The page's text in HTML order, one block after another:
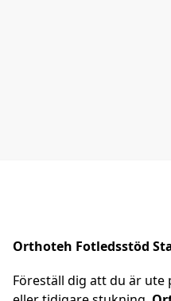
Orthoteh Fotledsstöd
Föreställ dig att du är